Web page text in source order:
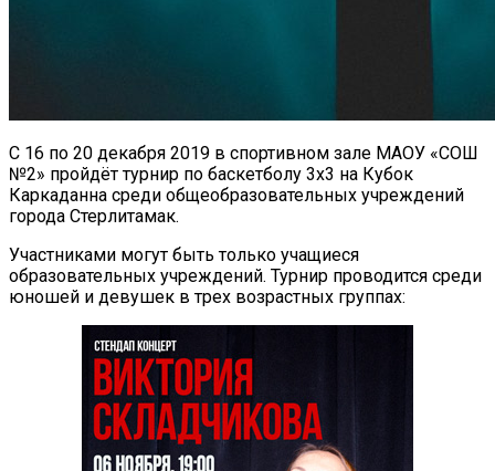
С 16 по 20 декабря 2019 в спортивном зале МАОУ «СОШ
№2» пройдёт турнир по баскетболу 3х3 на Кубок
Каркаданна среди общеобразовательных учреждений
города Стерлитамак.
Участниками могут быть только учащиеся
образовательных учреждений. Турнир проводится среди
юношей и девушек в трех возрастных группах: